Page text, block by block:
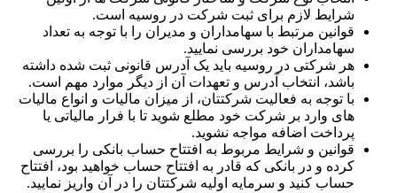
شرایط لازم برای ثبت شرکت در روسیه است.
قوانین مرتبط با سهامداران و مدیران را با توجه به تعداد
سهامداران خود بررسی نمایید.
هر شرکتی در روسیه باید یک آدرس قانونی ثبت ‌شده داشته
باشد، انتخاب آدرس و تعهدات آن از دیگر موارد مهم است.
با توجه به فعالیت شرکتتان، از میزان مالیات و انواع مالیات
های وارد بر شرکت خود مطلع شوید تا با فرار مالیاتی یا
پرداخت اضافه مواجه نشوید.
قوانین و شرایط مربوط به افتتاح حساب بانکی را بررسی
کرده و در بانکی که قادر به افتتاح حساب خواهید بود، افتتاح
حساب کنید و سرمایه اولیه شرکتتان را در آن واریز نمایید.